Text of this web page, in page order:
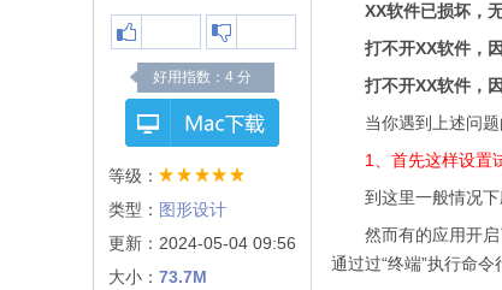
好用指数： 4 分
等级：
类型： 图形设计
更新：2024-05-04 09:56
大小： 73.7M
XX软件已损坏，
打不开XX软件，
打不开XX软件，
当你遇到上述问题
1、首先这样设置
到这里一般情况下
然而有的应用开启
通过过“终端”执行命令